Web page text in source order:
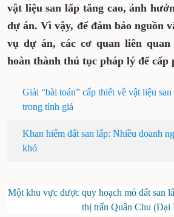
phương chưa có mỏ,
chuyển lớn, giá vật liệu
ảnh hưởng đến việc thi
để đảm bảo nguồn vật liệu
trương hoàn thành thủ tục
phép khai thác.
Giải “bài toán” cấp thiết về vật
Khan hiếm đất san lấp: Nhiều
đầu tư gặp khó